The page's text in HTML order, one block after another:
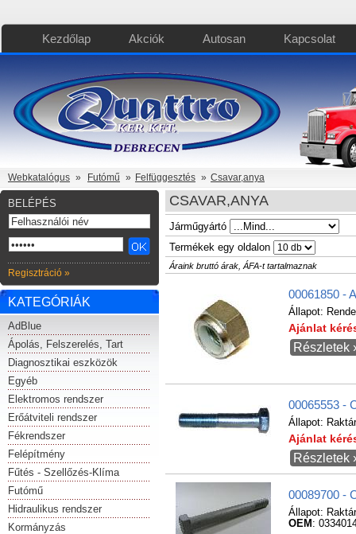
Kezdőlap Akciók Autosan Kapcsolat
Webkatalógus » Futómű » Felfüggesztés » Csavar,anya
BELÉPÉS
Regisztráció »
KATEGÓRIÁK
AdBlue
Ápolás, Felszerelés, Tart
Diagnosztikai eszközök
Egyéb
Elektromos rendszer
Erőátviteli rendszer
Fékrendszer
Felépítmény
Fűtés - Szellőzés-Klíma
Futómű
Hidraulikus rendszer
Kormányzás
CSAVAR,ANYA
Járműgyártó
Termékek egy oldalon
Áraink bruttó árak, ÁFA-t tartalmaznak
00061850 -
Állapot:
Ajánlat
Részletek
00065553 -
Állapot:
Ajánlat
Részletek
00089700 -
Állapot:
OEM :